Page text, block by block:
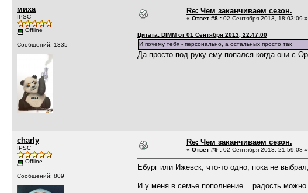
миха
IPSC
Offline
Сообщений: 1335
Re: Чем заканчиваем сезон.
« Ответ #8 : 02 Сентября 2013, 18:03:09 »
Цитата: DIMM от 01 Сентября 2013, 22:47:00
И почему тебя - персонально, а остальных просто так
Да просто под руку ему попался когда они с
charly
IPSC
Offline
Сообщений: 809
Re: Чем заканчиваем сезон.
« Ответ #9 : 02 Сентября 2013, 21:59:08 »
Ебург или Ижевск, что-то одно, пока не
И у меня в семье пополнение....радость можно